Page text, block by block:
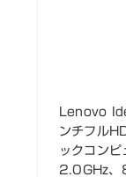
Lenovo
ンチフル
ックコン
2.0GHz、